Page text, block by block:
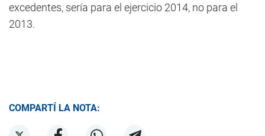
excedentes, sería para el ejercicio 2014, no para el
2013.
COMPARTÍ LA NOTA: